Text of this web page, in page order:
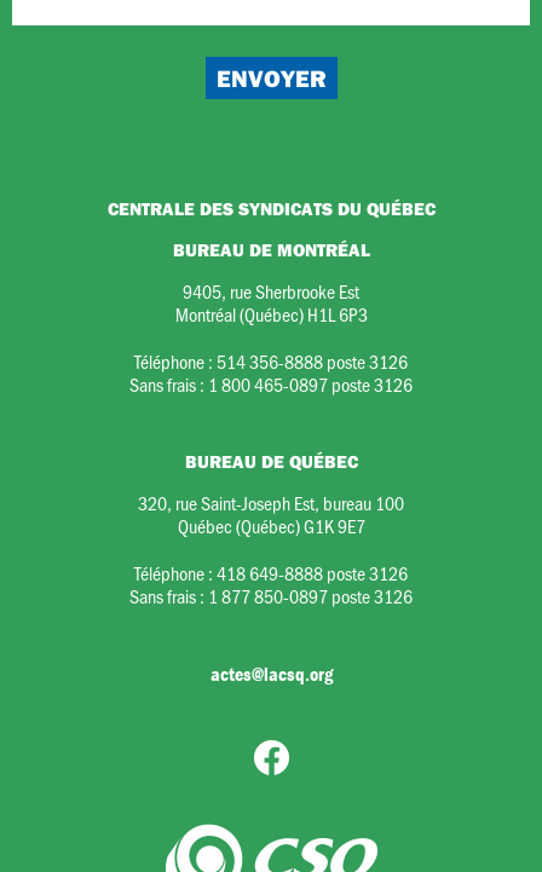
CENTRALE DES SYNDICATS DU QUÉBEC
BUREAU DE MONTRÉAL
9405, rue Sherbrooke Est
Montréal (Québec) H1L 6P3
Téléphone : 514 356-8888 poste 3126
Sans frais : 1 800 465-0897 poste 3126
BUREAU DE QUÉBEC
320, rue Saint-Joseph Est, bureau 100
Québec (Québec) G1K 9E7
Téléphone :418 649-8888 poste 3126
Sans frais : 1 877 850-0897 poste 3126
actes@lacsq.org